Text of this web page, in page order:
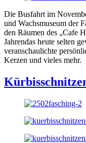
Die Busfahrt im
und Wachsmuseum der
den Räumen des „Cafe
Jahrendas heute selten
veranschaulichte
Kerzen und vieles mehr.